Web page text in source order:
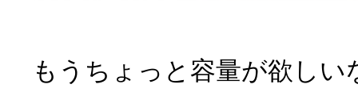
もうちょっと容量が欲し